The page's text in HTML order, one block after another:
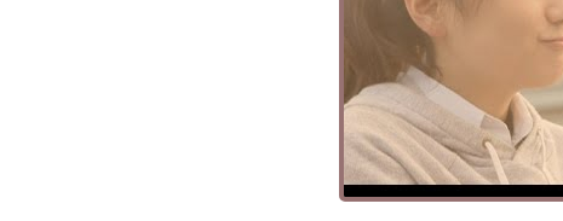
Facebook
分享至 X
(Twitter)
分享至
Whatsapp
複製鏈結